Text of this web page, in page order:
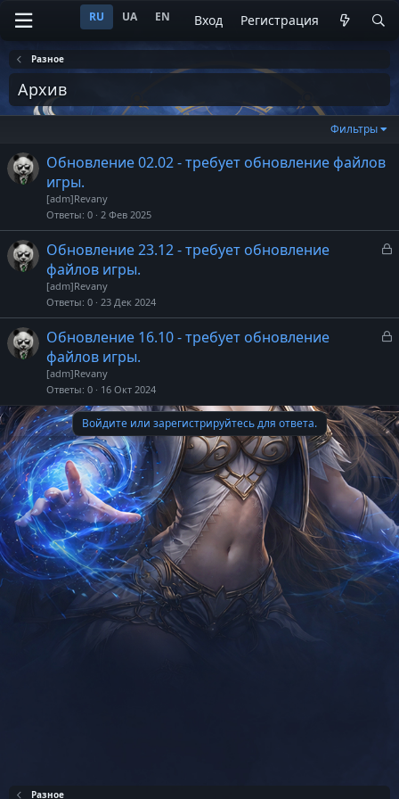
RU UA EN Вход Регистрация
Разное
Архив
Фильтры
Обновление 02.02 - требует обновление файлов
игры.
[adm]Revany
Ответы 0 2 Фев 2025
З
т
Обновление 23.12 - требует обновление
файлов игры.
[adm]Revany
Ответы 0 23 Дек 2024
З
т
а
Обновление 16.10 - требует обновление
файлов игры.
[adm]Revany
Ответы 0 16 Окт 2024
Войдите или зарегистрируйтесь для ответа.
Разное